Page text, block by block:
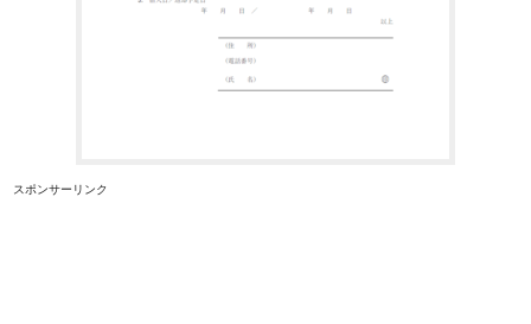
スポンサーリンク